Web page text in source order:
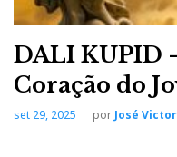
DALI KUPID
Coração do
set 29, 2025 por José